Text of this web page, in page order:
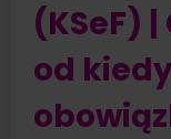
(KSeF)
od